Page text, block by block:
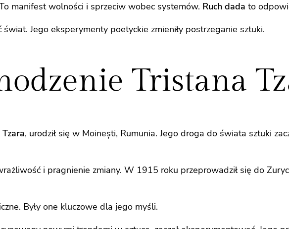
manifest wolności i sprzeciw wobec systemów. Ruch dada to
świat. Jego eksperymenty poetyckie zmieniły postrzeganie sztuki.
Tristana
, urodził się w Moinești, Rumunia. Jego droga do świata sztuki
i pragnienie zmiany. W 1915 roku przeprowadził się do
Były one kluczowe dla jego myśli.